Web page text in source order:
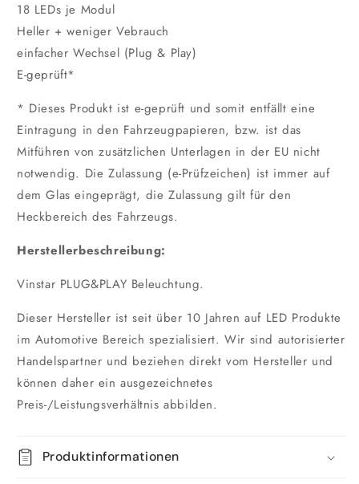
18 LEDs je Modul
Heller + weniger Vebrauch
einfacher Wechsel (Plug & Play)
E-geprüft*
* Dieses Produkt ist e-geprüft und somit entfällt eine
Eintragung in den Fahrzeugpapieren, bzw. ist das
Mitführen von zusätzlichen Unterlagen in der EU nicht
notwendig. Die Zulassung (e-Prüfzeichen) ist immer auf
dem Glas eingeprägt, die Zulassung gilt für den
Heckbereich des Fahrzeugs.
Herstellerbeschreibung:
Vinstar PLUG&PLAY Beleuchtung.
Dieser Hersteller ist seit über 10 Jahren auf LED Produkte
im Automotive Bereich spezialisiert. Wir sind autorisierter
Handelspartner und beziehen direkt vom Hersteller und
können daher ein ausgezeichnetes
Preis-/Leistungsverhältnis abbilden.
Produktinformationen